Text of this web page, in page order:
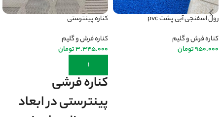
رول اسفنجی آبی پشت pvc
کناره فرش و گلیم
950.000تومان
کناره پینترستی
کناره فرش و گلیم
3.345.000تومان
افزودن به سبد خرید
کناره فرشی
پینترستی در ابعاد
مورد نظر برش خورده